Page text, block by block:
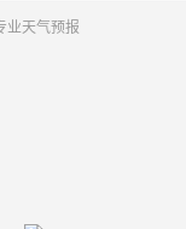
业天气预报